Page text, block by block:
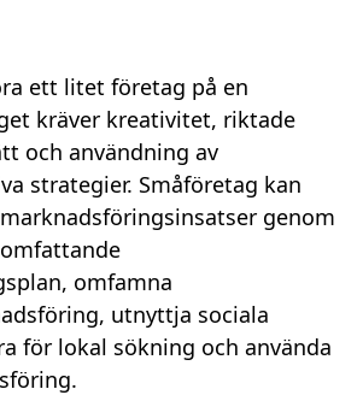
ett litet företag på en
kräver kreativitet, riktade
och användning av
strategier. Småföretag kan
genom
omfamna
utnyttja sociala
för lokal sökning och använda